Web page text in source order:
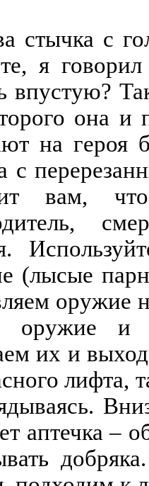
стычка с
я
впустую?
она и
на героя
с
вам,
(лысые
оружие
оружие и
их и
лифта,
аптечка –